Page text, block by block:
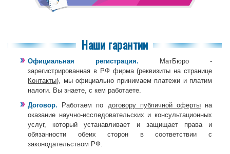
Наши гарантии
Официальная регистрация. МатБюро -
зарегистрированная в РФ фирма (реквизиты на странице
Контакты), мы официально принимаем платежи и платим
налоги. Вы знаете, с кем работаете.
Договор. Работаем по договору публичной офертына
оказание научно-исследовательских и консультационных
услуг, который устанавливает и защищает права и
обязанности обеих сторон в соответствии с
законодательством РФ.